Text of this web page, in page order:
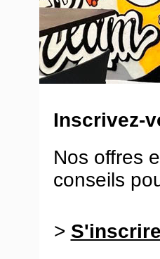
Inscrivez-
Nos offres
conseils
> S'inscrire